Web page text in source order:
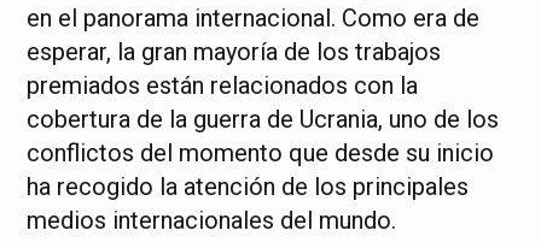
en el panorama internacional. Como era de
esperar, la gran mayoría de los trabajos
premiados están relacionados con la
cobertura de la guerra de Ucrania, uno de los
conflictos del momento que desde su inicio
ha recogido la atención de los principales
medios internacionales del mundo.